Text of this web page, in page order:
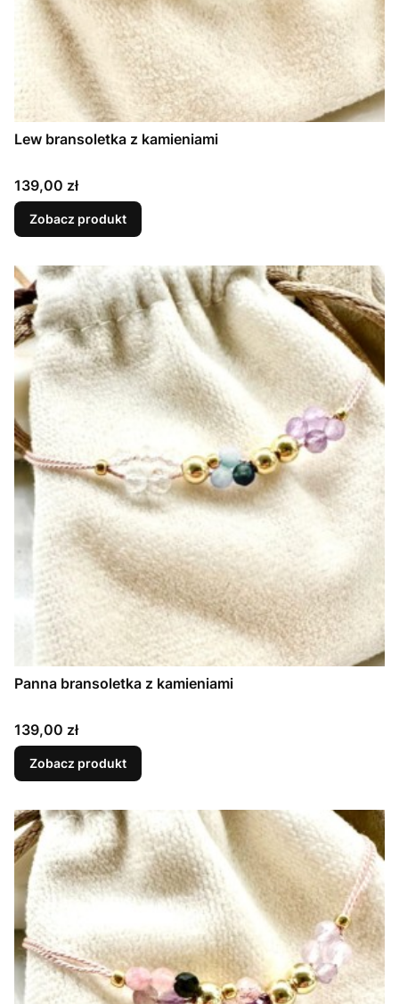
Lew bransoletka z kamieniami
Cena
139,00 zł
Zobacz produkt
Panna bransoletka z kamieniami
Cena
139,00 zł
Zobacz produkt